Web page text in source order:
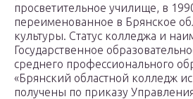
просветительное училище, в
переименованное в Брянское
культуры. Статус колледжа и
Государственное
среднего профессионального
«Брянский областной колледж
получены по приказу